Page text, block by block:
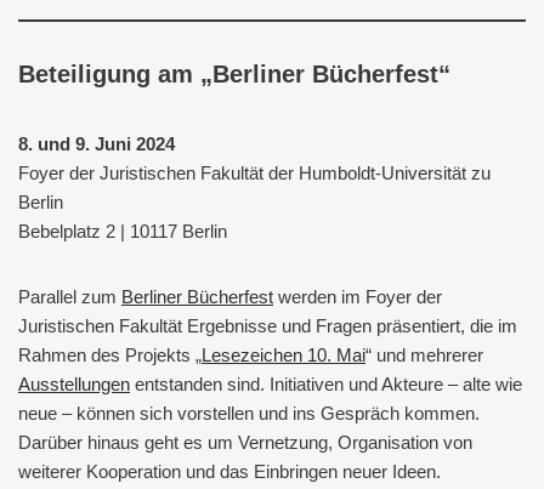
Beteiligung am „Berliner Bücherfest“
8. und 9. Juni 2024
Foyer der Juristischen Fakultät der Humboldt-Universität zu
Berlin
Bebelplatz 2 | 10117 Berlin
Parallel zum Berliner Bücherfest werden im Foyer der
Juristischen Fakultät Ergebnisse und Fragen präsentiert, die im
Rahmen des Projekts „Lesezeichen 10. Mai“ und mehrerer
Ausstellungen entstanden sind. Initiativen und Akteure – alte wie
neue – können sich vorstellen und ins Gespräch kommen.
Darüber hinaus geht es um Vernetzung, Organisation von
weiterer Kooperation und das Einbringen neuer Ideen.